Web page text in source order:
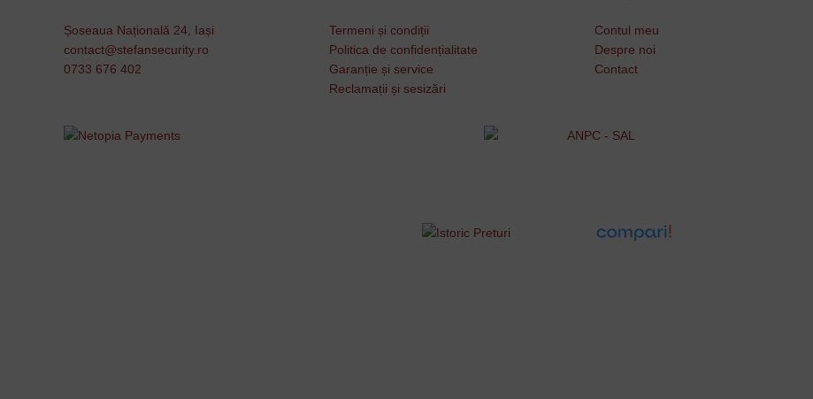
Șoseaua Națională 24, Iași
contact@stefansecurity.ro
0733 676 402
Termeni și condiții
Politica de confidențialitate
Garanție și service
Reclamații și sesizări
Contul meu
Despre noi
Contact
Username or Email Address